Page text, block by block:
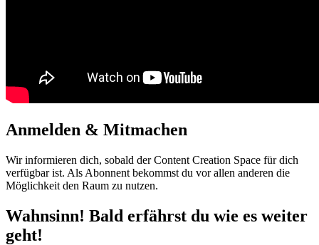
Anmelden & Mitmachen
Wir informieren dich, sobald der Content Creation Space für dich
verfügbar ist. Als Abonnent bekommst du vor allen anderen die
Möglichkeit den Raum zu nutzen.
Wahnsinn! Bald erfährst du wie es weiter
geht!